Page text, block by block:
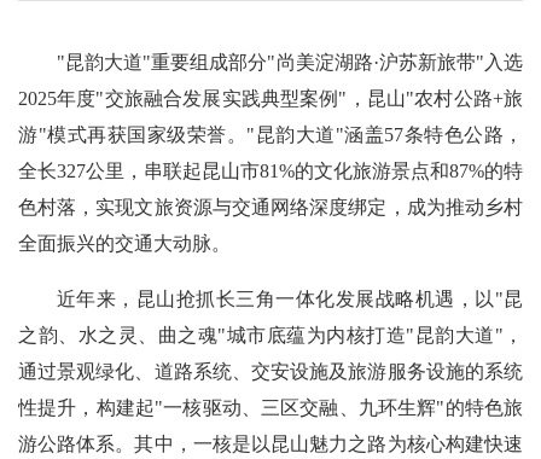
"昆韵大道"重要组成部分"尚美淀湖路·沪苏新旅带"入选
2025年度"交旅融合发展实践典型案例"，昆山"农村公路+旅
游"模式再获国家级荣誉。"昆韵大道"涵盖57条特色公路，
全长327公里，串联起昆山市81%的文化旅游景点和87%的特
色村落，实现文旅资源与交通网络深度绑定，成为推动乡村
全面振兴的交通大动脉。
近年来，昆山抢抓长三角一体化发展战略机遇，以"昆
之韵、水之灵、曲之魂"城市底蕴为内核打造"昆韵大道"，
通过景观绿化、道路系统、交安设施及旅游服务设施的系统
性提升，构建起"一核驱动、三区交融、九环生辉"的特色旅
游公路体系。其中，一核是以昆山魅力之路为核心构建快速